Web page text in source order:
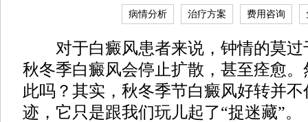
病情分析 治疗方案 费用咨询
对于白癜风患者来说，钟情的莫过
秋冬季白癜风会停止扩散，甚至痊愈
此吗？其实，秋冬季节白癜风好转并
迹，它只是跟我们玩儿起了“捉迷藏”。